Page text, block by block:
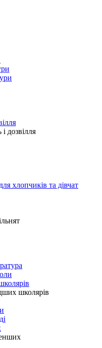
дозвілля
хлопчиків та дівчат
школярів